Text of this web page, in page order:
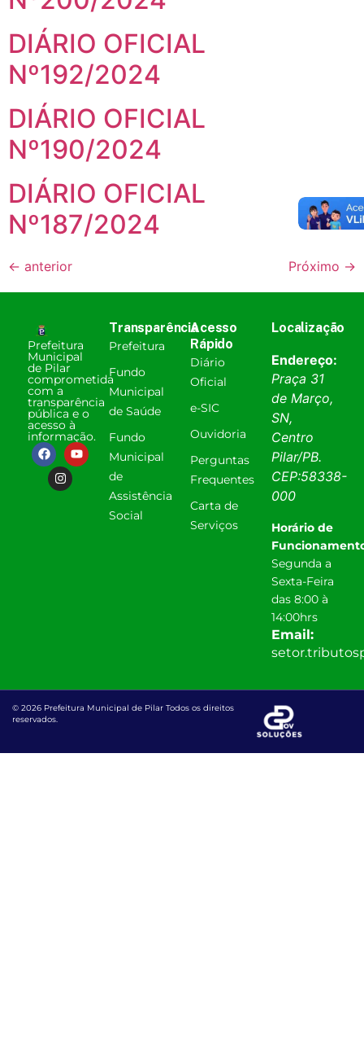
DIÁRIO OFICIAL
Nº192/2024
DIÁRIO OFICIAL
Nº190/2024
DIÁRIO OFICIAL
Nº187/2024
← anterior Próximo →
Prefeitura
Municipal
de Pilar
comprometida
com a
transparência
pública e o
acesso à
informação.
Transparência
Prefeitura
Fundo
Municipal
de Saúde
Fundo
Municipal
de
Assistência
Social
Acesso
Rápido
Diário
Oficial
e-SIC
Ouvidoria
Perguntas
Frequentes
Carta de
Serviços
Localização
Endereço:
Praça 31
de Março,
SN,
Centro
Pilar/PB.
CEP:58338-
000
Horário de
Segunda a
Sexta-Feira
das 8:00 à
14:00hrs
Email:
© 2026 Prefeitura Municipal de Pilar Todos os direitos
reservados.